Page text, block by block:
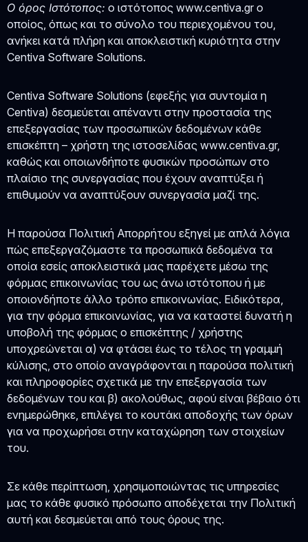
O όρος Ιστότοπος: ο ιστότοπος www.centiva.gr ο
οποίος, όπως και το σύνολο του περιεχομένου του,
ανήκει κατά πλήρη και αποκλειστική κυριότητα στην
Centiva Software Solutions.
Centiva Software Solutions (εφεξής για συντομία η
Centiva) δεσμεύεται απέναντι στην προστασία της
επεξεργασίας των προσωπικών δεδομένων κάθε
επισκέπτη – χρήστη της ιστοσελίδας www.centiva.gr,
καθώς και οποιωνδήποτε φυσικών προσώπων στο
πλαίσιο της συνεργασίας που έχουν αναπτύξει ή
επιθυμούν να αναπτύξουν συνεργασία μαζί της.
Η παρούσα Πολιτική Απορρήτου εξηγεί με απλά λόγια
πώς επεξεργαζόμαστε τα προσωπικά δεδομένα τα
οποία εσείς αποκλειστικά μας παρέχετε μέσω της
φόρμας επικοινωνίας του ως άνω ιστότοπου ή με
οποιονδήποτε άλλο τρόπο επικοινωνίας. Ειδικότερα,
για την φόρμα επικοινωνίας, για να καταστεί δυνατή η
υποβολή της φόρμας ο επισκέπτης / χρήστης
υποχρεώνεται α) να φτάσει έως το τέλος τη γραμμή
κύλισης, στο οποίο αναγράφονται η παρούσα πολιτική
και πληροφορίες σχετικά με την επεξεργασία των
δεδομένων του και β) ακολούθως, αφού είναι βέβαιο ότι
ενημερώθηκε, επιλέγει το κουτάκι αποδοχής των όρων
για να προχωρήσει στην καταχώρηση των στοιχείων
του.
Σε κάθε περίπτωση, χρησιμοποιώντας τις υπηρεσίες
μας το κάθε φυσικό πρόσωπο αποδέχεται την Πολιτική
αυτή και δεσμεύεται από τους όρους της.